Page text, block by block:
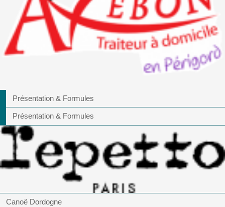
Présentation & Formules
Présentation & Formules
Canoë Dordogne